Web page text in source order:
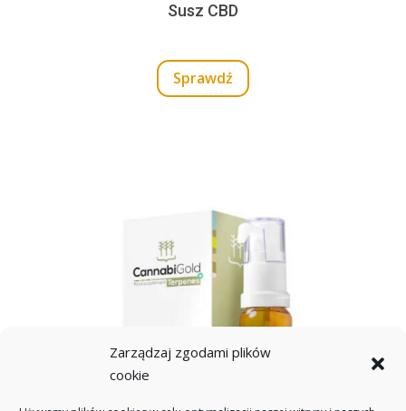
Zarządzaj zgodami plików
cookie
Susz CBD
Sprawdź